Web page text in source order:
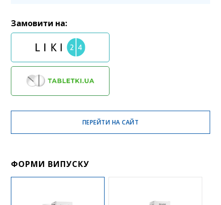
Замовити на:
ПЕРЕЙТИ НА САЙТ
ФОРМИ ВИПУСКУ